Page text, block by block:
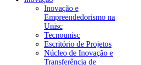
Inovação e
Empreendedorismo na
Unisc
Tecnounisc
Escritório de Projetos
Núcleo de Inovação e
Transferência de